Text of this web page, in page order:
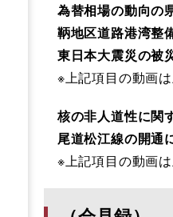
為替相場の動向の
鞆地区道路港湾整
東日本大震災の被
※上記項目の動画は
核の非人道性に関
尾道松江線の開通
※上記項目の動画